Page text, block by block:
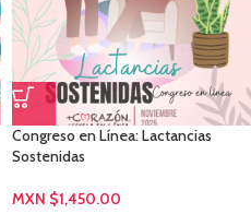
Congreso en Línea: Lactancias
Sostenidas
MXN $1,450.00